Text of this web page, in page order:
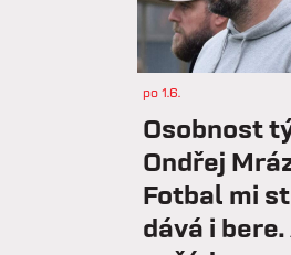
po 1.6.
Osobnost
Ondřej
Fotbal mi
dává i bere.